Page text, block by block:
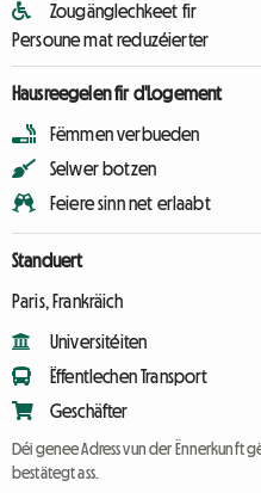
Zougänglechkeet fir
Persoune mat reduzéierter
Hausreegelen fir d'Logement
Fëmmen verbueden
Selwer botzen
Feiere sinn net erlaabt
Standuert
Paris, Frankräich
Universitéiten
Ëffentlechen Transport
Geschäfter
Déi genee Adress vun der Ënnerkunft
bestätegt ass.